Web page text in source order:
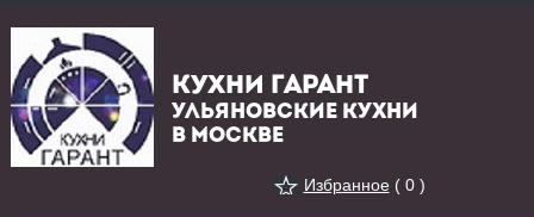
КУХНИ ГАРАНТ
УЛЬЯНОВСКИЕ КУХНИ
В МОСКВЕ
Избранное( 0 )